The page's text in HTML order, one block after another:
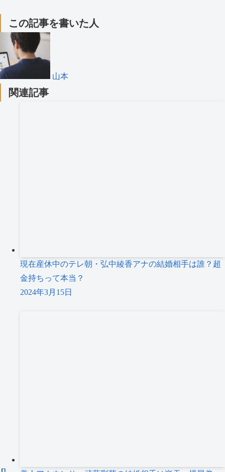
この記事を書いた人
山本
関連記事
現在産休中のテレ朝・弘中綾香アナの結婚相手は誰？超
金持ちって本当？
2024年3月15日